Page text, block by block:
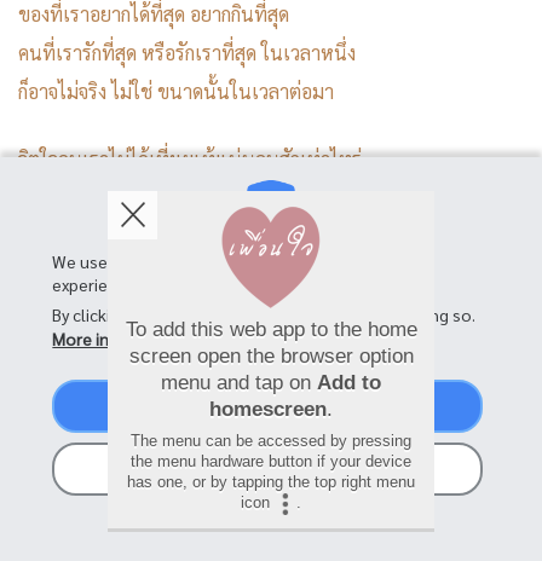
ของที่เราอยากได้ที่สุด อยากกินที่สุด
คนที่เรารักที่สุด หรือรักเราที่สุด ในเวลาหนึ่ง
ก็อาจไม่จริง ไม่ใช่ ขนาดนั้นในเวลาต่อมา
จิตใจคนเราไม่ได้เที่ยงแท้แน่นอนสักเท่าไหร่
เราไม่ควรมั่นอกมั่นใจ เล่นจริงเล่นใหญ่
ไปตามอะไรที่ไม่จริงขนาดนั้น
SHARE
We use cookies on this site to enhance your user
experience
By clicking the Accept button, you agree to us doing so.
More info
Accept
No, thanks
To add this web app to the home
screen open the browser option
menu and tap on Add to
homescreen.
The menu can be accessed by pressing
the menu hardware button if your device
has one, or by tapping the top right menu
icon
.